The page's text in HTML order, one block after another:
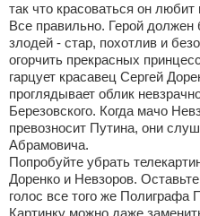
так что красоваться он любит
Все правильно. Герой
злодей - стар, похотлив и
огорчить прекрасных
гарцует красавец Сергей
проглядывает облик
Березовского. Когда мачо
превозносит Путина, они
Абрамовича.
Попробуйте убрать
Доренко и Невзоров.
голос все того же
Картинку можно даже